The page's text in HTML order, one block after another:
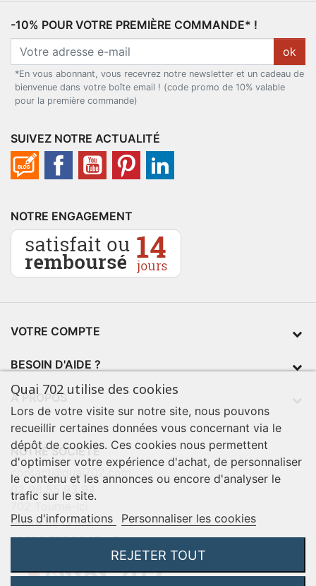
-10% POUR VOTRE PREMIÈRE COMMANDE* !
ok
*En vous abonnant, vous recevrez notre newsletter et un cadeau de
bienvenue dans votre boîte email ! (code promo de 10% valable
pour la première commande)
SUIVEZ NOTRE ACTUALITÉ
NOTRE ENGAGEMENT
VOTRE COMPTE
BESOIN D'AIDE ?
À PROPOS
NOTRE SOCIÉTÉ
contact@quai702.com
02 98 55 93 94
Route de la mer
29720 TREOGAT - France
Quai 702 utilise des cookies
Lors de votre visite sur notre site, nous pouvons
recueillir certaines données vous concernant via le
dépôt de cookies. Ces cookies nous permettent
d'optimiser votre expérience d'achat, de personnaliser
le contenu et les annonces ou encore d'analyser le
trafic sur le site.
Plus d'informations
Personnaliser les cookies
REJETER TOUT